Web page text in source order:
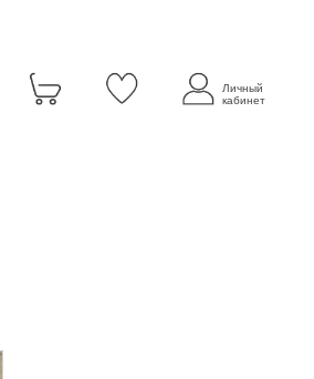
Личный
кабинет